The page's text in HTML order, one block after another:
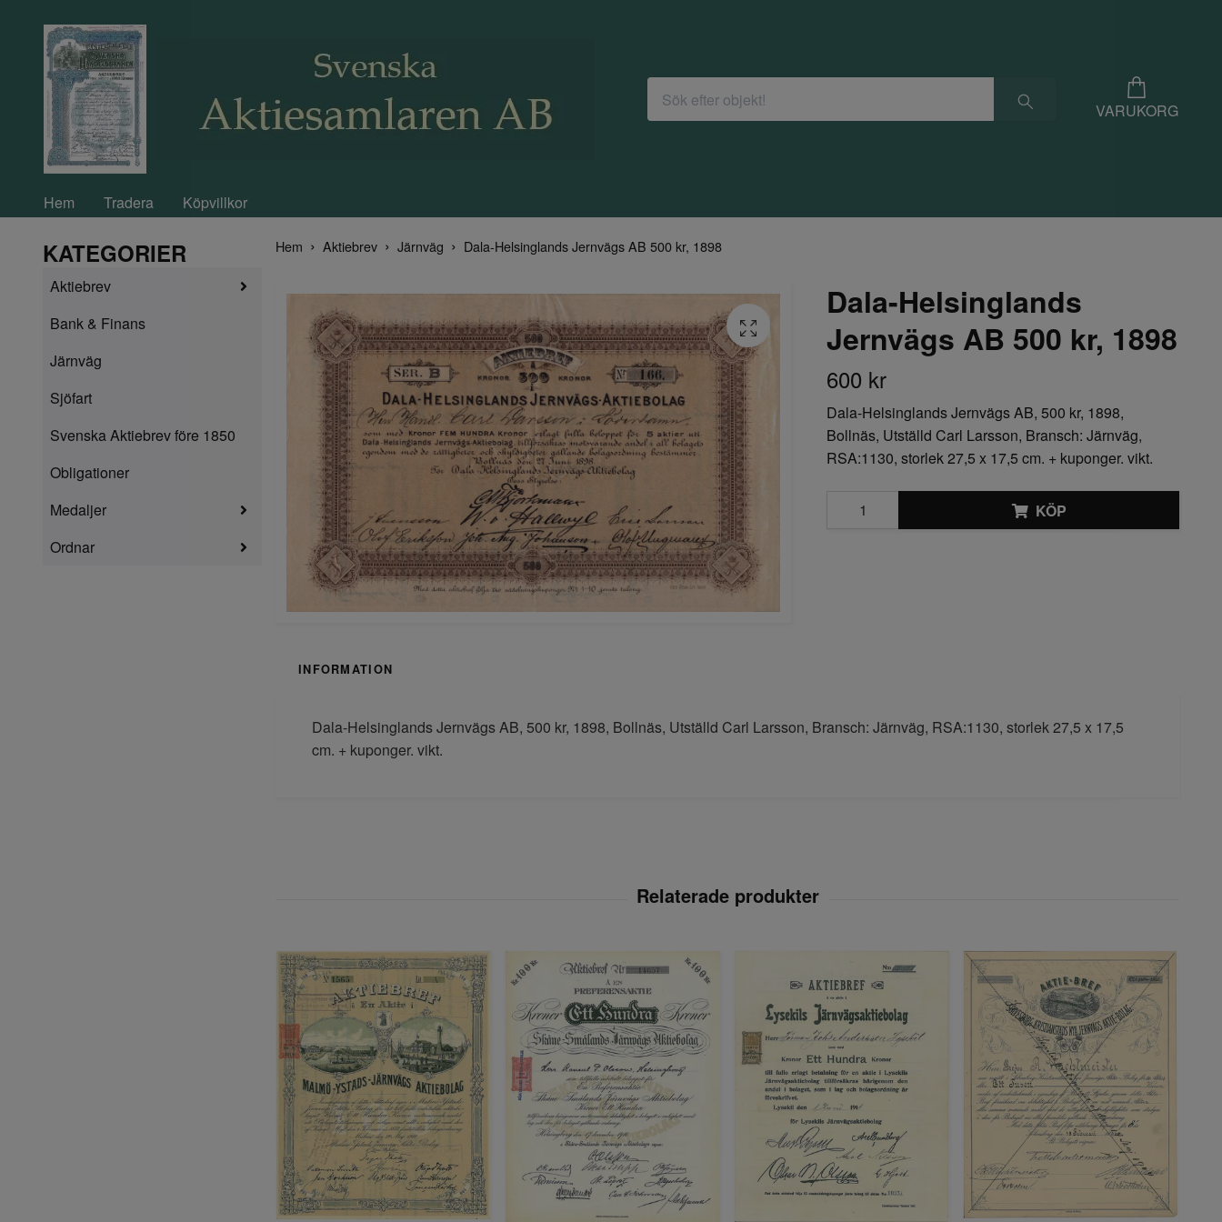
VARUKORG
Hem Tradera Köpvillkor
KATEGORIER
Aktiebrev
Bank & Finans
Järnväg
Sjöfart
Svenska Aktiebrev före 1850
Obligationer
Medaljer
Ordnar
Hem Aktiebrev Järnväg Dala-Helsinglands Jernvägs AB 500 kr, 1898
Dala-Helsinglands
Jernvägs AB 500 kr, 1898
600 kr
Dala-Helsinglands Jernvägs AB, 500 kr, 1898,
Bollnäs, Utställd Carl Larsson, Bransch: Järnväg,
RSA:1130, storlek 27,5 x 17,5 cm. + kuponger. vikt.
KÖP
INFORMATION
Dala-Helsinglands Jernvägs AB, 500 kr, 1898, Bollnäs, Utställd Carl Larsson, Bransch: Järnväg, RSA:1130, storlek 27,5 x 17,5
cm. + kuponger. vikt.